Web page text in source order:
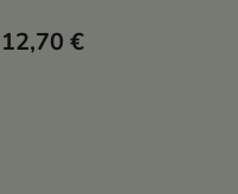
nawilża i chroni włosy bez
obciążenia. Ułatwia
12,70 €